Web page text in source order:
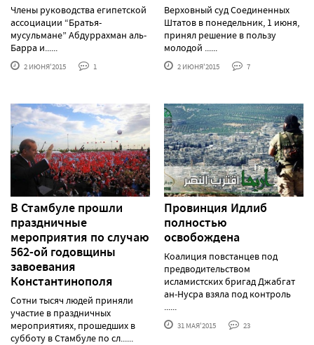
Члены руководства египетской
ассоциации “Братья-
мусульмане” Абдуррахман аль-
Барра и......
2 ИЮНЯ'2015 1
Верховный суд Соединенных
Штатов в понедельник, 1 июня,
принял решение в пользу
молодой ......
2 ИЮНЯ'2015 7
В Стамбуле прошли
праздничные
мероприятия по случаю
562-ой годовщины
завоевания
Константинополя
Сотни тысяч людей приняли
участие в праздничных
мероприятиях, прошедших в
субботу в Стамбуле по сл......
Провинция Идлиб
полностью
освобождена
Коалиция повстанцев под
предводительством
исламистских бригад Джабгат
ан-Нусра взяла под контроль
31 МАЯ'2015 23